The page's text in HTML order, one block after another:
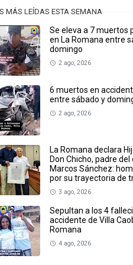
MÁS LEÍDAS ESTA SEMANA
Se eleva a 7 muertos
en La Romana entre
domingo
2 ago, 2026
6 muertos en
entre sábado y
2 ago, 2026
La Romana declara
Don Chicho, padre
Marcos Sánchez:
por su trayectoria de
3 ago, 2026
Sepultan a los 4
accidente de Villa
Romana
4 ago, 2026